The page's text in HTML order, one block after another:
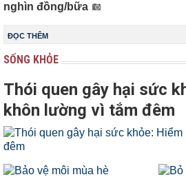
nghìn đồng/bữa
ĐỌC THÊM
SỐNG KHỎE
Thói quen gây hại sức
khôn lường vì tắm đêm